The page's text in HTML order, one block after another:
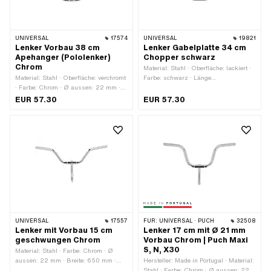
UNIVERSAL 17574
Lenker Vorbau 38 cm
Apehanger (Pololenker)
Chrom
Material: Stahl · Oberfläche: verchromt
· Farbe: Chrom · Ø aussen: 22 mm ·
Befestigungsart: Vorbaumontage ·
Nein · Breite: 665 mm · Höhe: 380 mm
EUR 57.30
UNIVERSAL 19821
Lenker Gabelplatte 34 cm
Chopper schwarz
Material: Stahl · Oberfläche: lackiert ·
Farbe: schwarz · Länge
Klemmdurchmesser: 22 mm · Breite:
mm · Höhe: 340 mm · Querstange:
EUR 57.30
UNIVERSAL 17557
Lenker mit Vorbau 15 cm
geschwungen Chrom
Material: Stahl · Farbe: Chrom · Ø
aussen: 22 mm · Breite: 650 mm ·
FÜR: UNIVERSAL · PUCH 32508
Lenker 17 cm mit Ø 21 mm
Vorbau Chrom | Puch Maxi
S, N, X30
Hersteller: Made in Portugal · Material: